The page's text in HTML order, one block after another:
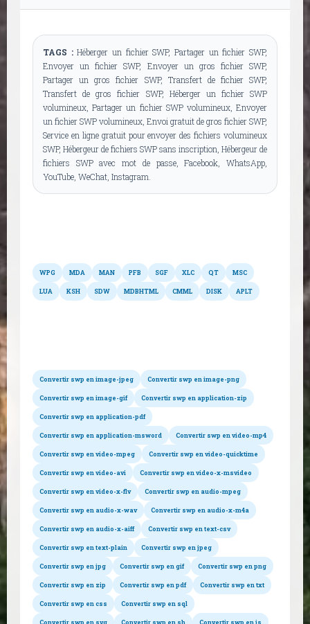
TAGS :Héberger un fichier SWP, Partager un fichier SWP,
Envoyer un fichier SWP, Envoyer un gros fichier SWP,
Partager un gros fichier SWP, Transfert de fichier SWP,
Transfert de gros fichier SWP, Héberger un fichier SWP
volumineux, Partager un fichier SWP volumineux, Envoyer
un fichier SWP volumineux, Envoi gratuit de gros fichier SWP,
Service en ligne gratuit pour envoyer des fichiers volumineux
SWP, Hébergeur de fichiers SWP sans inscription, Hébergeur de
fichiers SWP avec mot de passe, Facebook, WhatsApp,
YouTube, WeChat, Instagram.
WPG MDA MAN PFB SGF XLC QT MSC
LUA KSH SDW MDBHTML CMML DISK APLT
Convertir swp en image-jpeg Convertir swp en image-png
Convertir swp en image-gif Convertir swp en application-zip
Convertir swp en application-pdf
Convertir swp en application-msword Convertir swp en video-mp4
Convertir swp en video-mpeg Convertir swp en video-quicktime
Convertir swp en video-avi Convertir swp en video-x-msvideo
Convertir swp en video-x-flv Convertir swp en audio-mpeg
Convertir swp en audio-x-wav Convertir swp en audio-x-m4a
Convertir swp en audio-x-aiff Convertir swp en text-csv
Convertir swp en text-plain Convertir swp en jpeg
Convertir swp en jpg Convertir swp en gif Convertir swp en png
Convertir swp en zip Convertir swp en pdf Convertir swp en txt
Convertir swp en css Convertir swp en sql
Convertir swp en svg Convertir swp en sh Convertir swp en js